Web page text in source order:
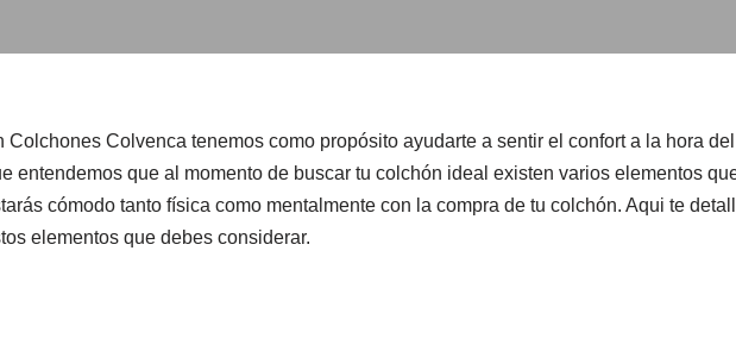
Colchones Colvenca tenemos como propósito ayudarte a sentir el confort a la hora
entendemos que al momento de buscar tu colchón ideal existen varios elementos
cómodo tanto física como mentalmente con la compra de tu colchón. Aqui te
elementos que debes considerar.